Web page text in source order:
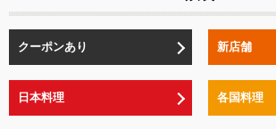
クーポンあり 新店舗
日本料理 各国料理